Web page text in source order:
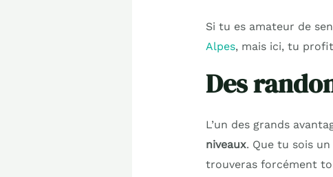
Si tu es amateur de
Alpes, mais ici, tu
Des
L’un des grands
niveaux. Que tu sois
trouveras forcément